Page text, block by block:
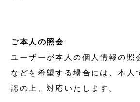
ご本人の照会
ユーザーが本人の個人情報の照
などを希望する場合には、本人
認の上、対応いたします。